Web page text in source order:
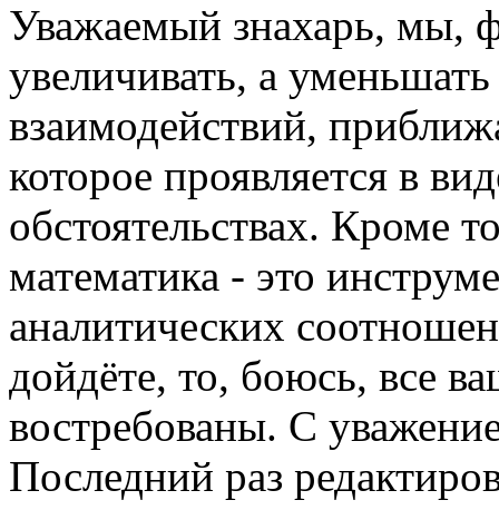
Уважаемый знахарь, мы,
увеличивать, а
взаимодействий,
которое проявляется в
обстоятельствах. Кроме
математика - это
аналитических
дойдёте, то, боюсь, все
востребованы. С
Последний раз